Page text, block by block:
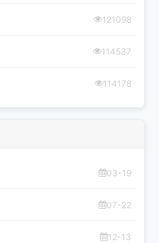
121098
114537
114178
03-19
07-22
12-13